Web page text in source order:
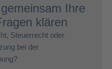
Ihre
klären
Steuerrecht oder
bei der